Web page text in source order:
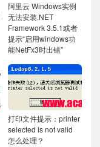
阿里云 Windows实例
无法安装.NET
Framework 3.5.1或者
提示“启用windows功
能NetFx3时出错”
打印文件提示：printer
selected is not valid
怎么处理？